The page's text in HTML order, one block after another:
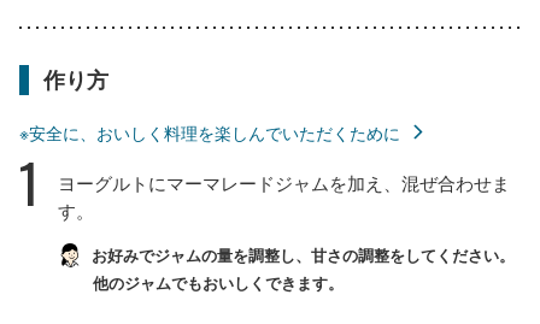
作り方
※安全に、おいしく料理を楽しんでいただくために
1
ヨーグルトにマーマレードジャムを加え、混ぜ合わせま
す。
お好みでジャムの量を調整し、甘さの調整をしてください。
他のジャムでもおいしくできます。